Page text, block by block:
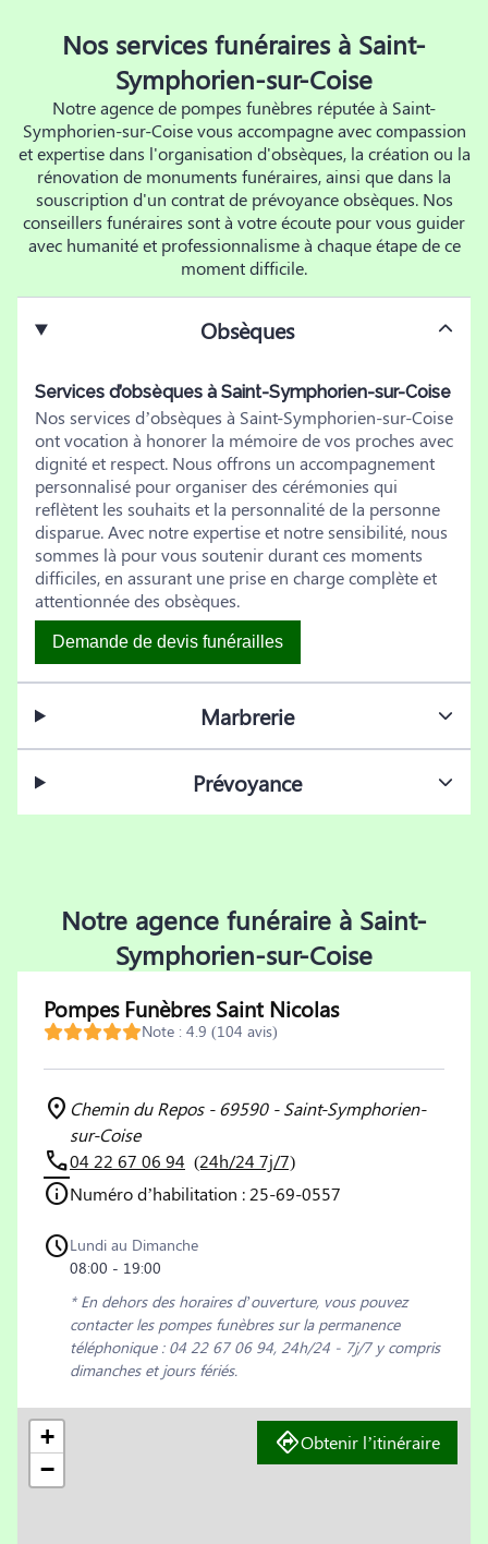
Nos services funéraires à Saint-
Symphorien-sur-Coise
Notre agence de pompes funèbres réputée à Saint-
Symphorien-sur-Coise vous accompagne avec compassion
et expertise dans l'organisation d'obsèques, la création ou la
rénovation de monuments funéraires, ainsi que dans la
souscription d'un contrat de prévoyance obsèques. Nos
conseillers funéraires sont à votre écoute pour vous guider
avec humanité et professionnalisme à chaque étape de ce
moment difficile.
Obsèques
Services d’obsèques à Saint-Symphorien-sur-Coise
Nos services d’obsèques à Saint-Symphorien-sur-Coise
ont vocation à honorer la mémoire de vos proches avec
dignité et respect. Nous offrons un accompagnement
personnalisé pour organiser des cérémonies qui
reflètent les souhaits et la personnalité de la personne
disparue. Avec notre expertise et notre sensibilité, nous
sommes là pour vous soutenir durant ces moments
difficiles, en assurant une prise en charge complète et
attentionnée des obsèques.
Demande de devis funérailles
Marbrerie
Prévoyance
Notre agence funéraire à Saint-
Symphorien-sur-Coise
Pompes Funèbres Saint Nicolas
Note : 4.9 (104 avis)
Chemin du Repos - 69590 - Saint-Symphorien-
sur-Coise
04 22 67 06 94 (24h/24 7j/7)
Numéro d’habilitation : 25-69-0557
Lundi au Dimanche
08:00 - 19:00
* En dehors des horaires d’ouverture, vous pouvez
contacter les pompes funèbres sur la permanence
téléphonique : 04 22 67 06 94, 24h/24 - 7j/7 y compris
dimanches et jours fériés.
+
−
Obtenir l’itinéraire